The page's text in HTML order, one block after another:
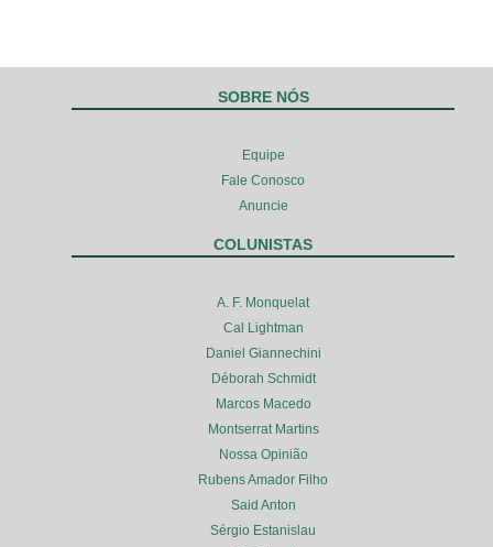
SOBRE NÓS
Equipe
Fale Conosco
Anuncie
COLUNISTAS
A. F. Monquelat
Cal Lightman
Daniel Giannechini
Déborah Schmidt
Marcos Macedo
Montserrat Martins
Nossa Opinião
Rubens Amador Filho
Said Anton
Sérgio Estanislau